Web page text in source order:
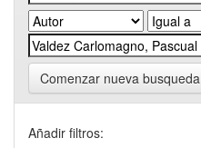
Comenzar nueva busqueda
Añadir filtros: